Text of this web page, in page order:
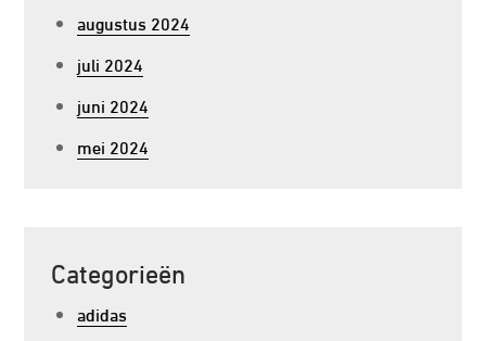
augustus 2024
juli 2024
juni 2024
mei 2024
Categorieën
adidas